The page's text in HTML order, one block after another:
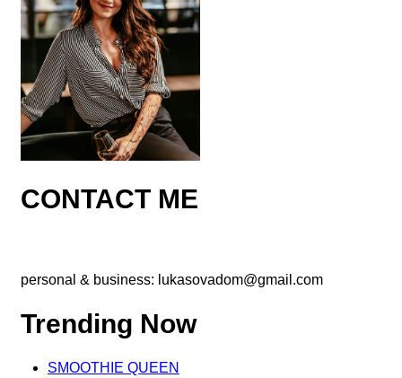
CONTACT ME
personal & business: lukasovadom@gmail.com
Trending Now
SMOOTHIE QUEEN